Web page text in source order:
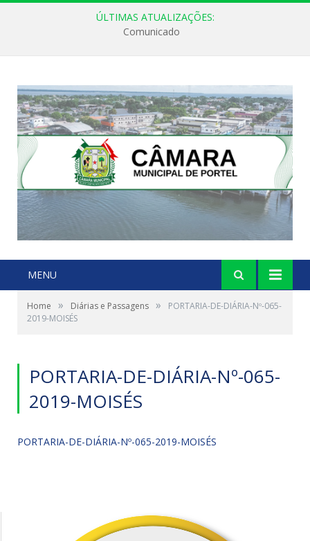
ÚLTIMAS ATUALIZAÇÕES:
Comunicado
MENU
Home » Diárias e Passagens »
PORTARIA-DE-DIÁRIA-Nº-065-
2019-MOISÉS
PORTARIA-DE-DIÁRIA-Nº-065-
2019-MOISÉS
PORTARIA-DE-DIÁRIA-Nº-065-2019-MOISÉS